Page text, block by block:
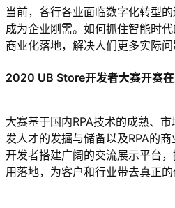
当前，各行各业面临数字化转型
成为企业刚需。如何抓住智能时
商业化落地，解决人们更多实际问
2020 UB Store开发者大赛开赛
大赛基于国内RPA技术的成熟、
发人才的发掘与储备以及RPA的
开发者搭建广阔的交流展示平台
用落地，为客户和行业带去真正的